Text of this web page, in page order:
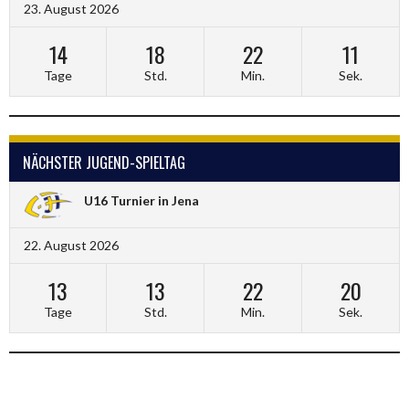
23. August 2026
14
Tage
18
Std.
22
Min.
11
Sek.
NÄCHSTER JUGEND-SPIELTAG
U16 Turnier in Jena
22. August 2026
13
Tage
13
Std.
22
Min.
20
Sek.